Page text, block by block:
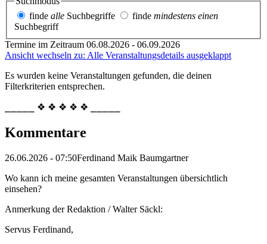
finde alle Suchbegriffe finde mindestens einen
Suchbegriff
Termine im Zeitraum 06.08.2026 - 06.09.2026
Ansicht wechseln zu: Alle Veranstaltungsdetails ausgeklappt
Es wurden keine Veranstaltungen gefunden, die deinen
Filterkriterien entsprechen.
⎯⎯⎯⎯⎯ ❖ ❖ ❖ ❖ ❖ ⎯⎯⎯⎯⎯
Kommentare
26.06.2026 - 07:50Ferdinand Maik Baumgartner
Wo kann ich meine gesamten Veranstaltungen übersichtlich
einsehen?
Anmerkung der Redaktion /Walter Säckl:
Servus Ferdinand,